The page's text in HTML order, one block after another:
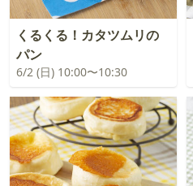
くるくる！カタツムリの
パン
6/2 (日) 10:00〜10:30